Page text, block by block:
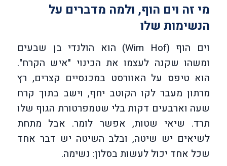
מי זה וים הוף, ולמה מדברים על
הנשימות שלו
וים הוף (Wim Hof) הוא הולנדי בן שבעים
ומשהו שקנה לעצמו את הכינוי "איש הקרח".
הוא טיפס על האוורסט במכנסיים קצרים, רץ
מרתון מעבר לקו הקוטב יחף, וישב בתוך קרח
שעה וארבעים דקות בלי שטמפרטורת הגוף שלו
תרד. שיאי שטות, אפשר לומר. אבל מתחת
לשיאים יש שיטה, ובלב השיטה יש דבר אחד
שכל אחד יכול לעשות בסלון: נשימה.